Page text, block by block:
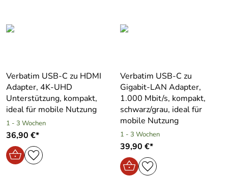
Verbatim USB-C zu HDMI
Adapter, 4K-UHD
Unterstützung, kompakt,
ideal für mobile Nutzung
1 - 3 Wochen
36,90 €*
Verbatim USB-C zu
Gigabit-LAN Adapter,
1.000 Mbit/s, kompakt,
schwarz/grau, ideal für
mobile Nutzung
1 - 3 Wochen
39,90 €*